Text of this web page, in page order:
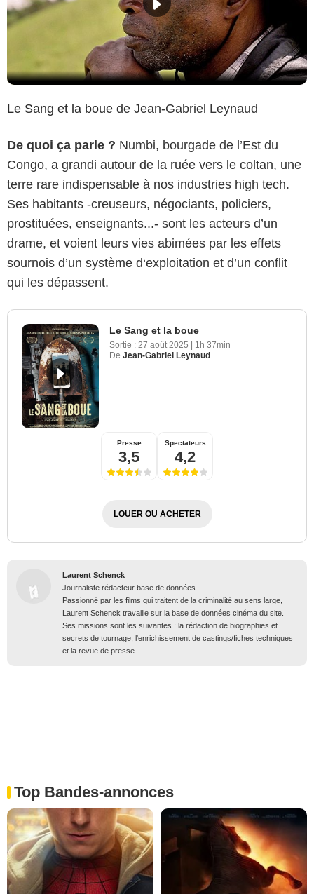
Le Sang et la boue de Jean-Gabriel Leynaud
De quoi ça parle ? Numbi, bourgade de l’Est du
Congo, a grandi autour de la ruée vers le coltan, une
terre rare indispensable à nos industries high tech.
Ses habitants -creuseurs, négociants, policiers,
prostituées, enseignants...- sont les acteurs d’un
drame, et voient leurs vies abimées par les effets
sournois d’un système d‘exploitation et d’un conflit
qui les dépassent.
Le Sang et la boue
Sortie : 27 août 2025 | 1h 37min
De Jean-Gabriel Leynaud
Presse
3,5
Spectateurs
4,2
LOUER OU ACHETER
Laurent Schenck
Journaliste rédacteur base de données
Passionné par les films qui traitent de la criminalité au sens large,
Laurent Schenck travaille sur la base de données cinéma du site.
Ses missions sont les suivantes : la rédaction de biographies et
secrets de tournage, l'enrichissement de castings/fiches techniques
et la revue de presse.
Top Bandes-annonces